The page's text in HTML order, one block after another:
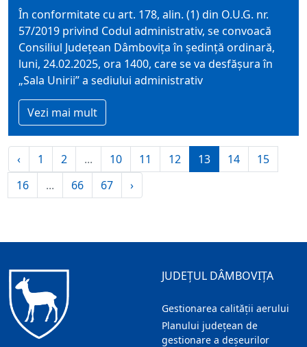
În conformitate cu art. 178, alin. (1) din O.U.G. nr.
57/2019 privind Codul administrativ, se convoacă
Consiliul Judeţean Dâmboviţa în şedinţă ordinară,
luni, 24.02.2025, ora 1400, care se va desfăşura în
„Sala Unirii” a sediului administrativ
Vezi mai mult
‹ 1 2 ... 10 11 12 13 14
15
16
... 66 67 ›
JUDEȚUL DÂMBOVIȚA
Gestionarea calității aerului
Planului județean de
gestionare a deșeurilor